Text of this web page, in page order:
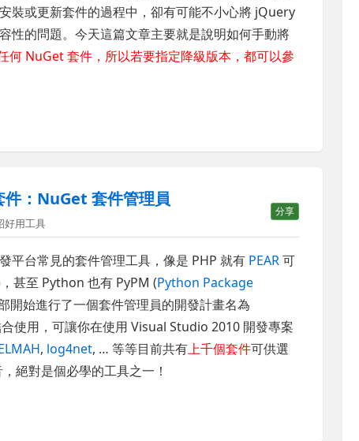
裝或更新套件的過程中，卻有可能不小心將 jQuery
性的問題。今天這篇文章主要就是說明如何手動將
何 NuGet 套件，所以若要指定降級版本，都可以參
：NuGet 套件管理員
分享
好用工具
平台常見的套件管理工具，像是 PHP 就有 PEAR可
甚至 Python 也有 PyPM (Python Package
開始進行了一個套件管理員的開發計畫名為
使用，可讓你在使用 Visual Studio 2010 開發專案
, log4net, … 等等目前共有上千個套件可供選
絕對是個必學的工具之一！